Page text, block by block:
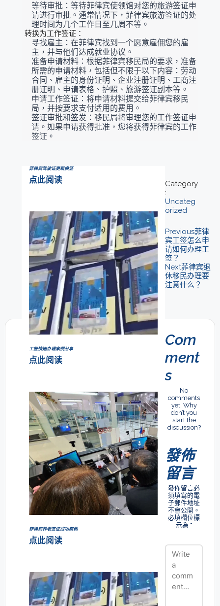
等待审批：等待菲律宾使领馆对您的旅游签证申
请进行审批。通常情况下，菲律宾旅游签证的处
理时间为几个工作日至几周不等。
转换为工作签证：
寻找雇主：在菲律宾找到一个愿意雇佣您的雇
主，并与他们达成就业协议。
准备申请材料：根据菲律宾移民局的要求，准备
所需的申请材料，包括但不限于以下内容：劳动
合同、雇主的身份证明、企业注册证明、工商注
册证明、申请表格、护照、旅游签证副本等。
申请工作签证：将申请材料提交给菲律宾移民
局，并按要求支付适用的费用。
签证审批和签发：移民局将审理您的工作签证申
请。如果申请获得批准，您将获得菲律宾的工作
签证。
菲律宾驾驶证更新换证
点此阅读
工签快速办理案例分享
点此阅读
菲律宾养老签证成功案例
点此阅读
Category
:
Uncateg
orized
Previous菲律
宾工签怎么申
请如何办理工
签？
Next菲律宾退
休移民办理要
注意什么？
Com
ment
s
No
comments
yet. Why
don’t you
start the
discussion?
發佈
留言
發佈留言必
須填寫的電
子郵件地址
不會公開。
必填欄位標
示為 *